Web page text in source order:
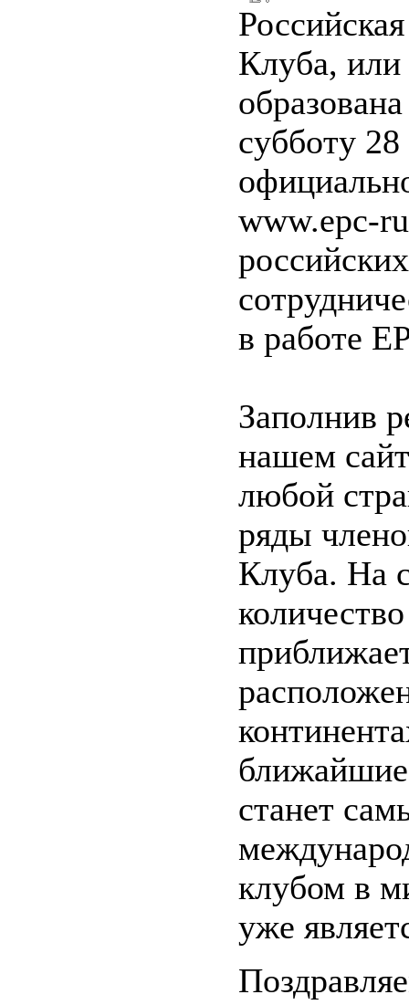
Клуба, или
субботу
www.epc-
в работе
Заполнив
нашем
любой
ряды
Клуба. На
станет
клубом в
уже